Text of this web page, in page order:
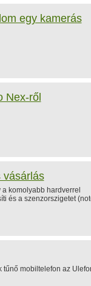
egy kamerás
Nex-ről
vásárlás
komolyabb hardverrel
és a szenzorszigetet
mobiltelefon az